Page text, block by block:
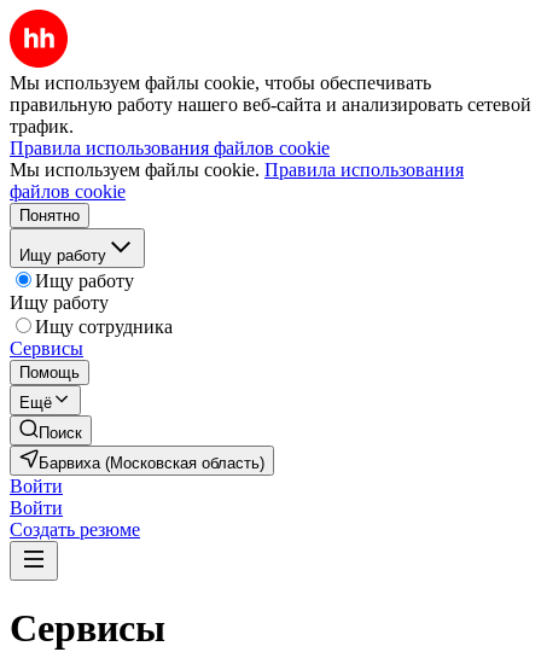
Мы используем файлы cookie, чтобы обеспечивать
правильную работу нашего веб-сайта и анализировать сетевой
трафик.
Правила использования файлов cookie
Мы используем файлы cookie. Правила использования
файлов cookie
Понятно
Ищу работу
Ищу работу
Ищу работу
Ищу сотрудника
Сервисы
Помощь
Ещё
Поиск
Барвиха (Московская область)
Войти
Войти
Создать резюме
Сервисы